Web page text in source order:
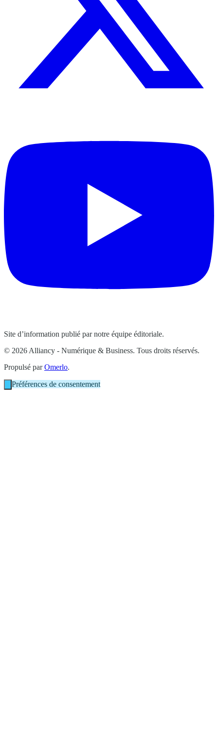
Site d’information publié par notre équipe éditoriale.
© 2026 Alliancy - Numérique & Business. Tous droits réservés.
Propulsé parOmerlo.
Préférences de consentement